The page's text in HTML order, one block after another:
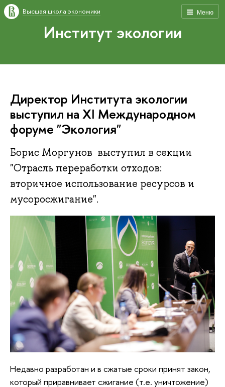
Меню
Высшая школа экономики
Институт экологии
Директор Института экологии
выступил на XI Международном
форуме "Экология"
Борис Моргунов выступил в секции
"Отрасль переработки отходов:
вторичное использование ресурсов и
мусоросжигание".
Недавно разработан и в сжатые сроки принят закон,
который приравнивает сжигание (т.е. уничтожение)